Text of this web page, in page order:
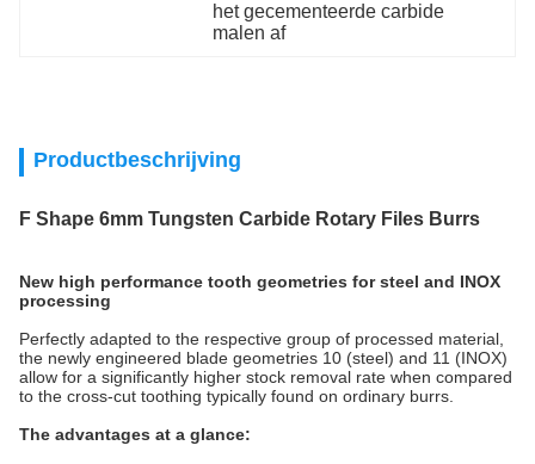
het gecementeerde carbide
malen af
Productbeschrijving
F Shape 6mm Tungsten Carbide Rotary Files Burrs
New high performance tooth geometries for steel and INOX
processing
Perfectly adapted to the respective group of processed material,
the newly engineered blade geometries 10 (steel) and 11 (INOX)
allow for a significantly higher stock removal rate when compared
to the cross-cut toothing typically found on ordinary burrs.
The advantages at a glance: